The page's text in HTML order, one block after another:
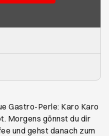
Gastro-Perle: Karo Karo
Morgens gönnst du dir
und gehst danach zum